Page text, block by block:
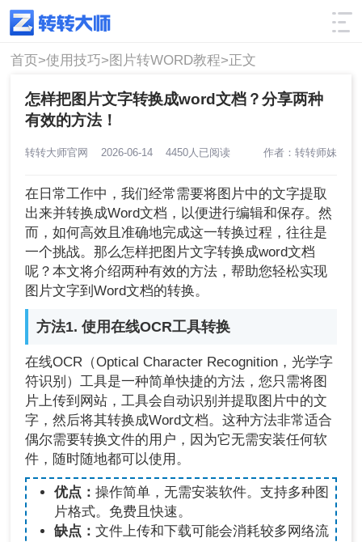
使用技巧 筛选
首页>使用技巧>图片转WORD教程>正文
怎样把图片文字转换成word文档？分享两种
有效的方法！
转转大师官网 2026-06-14 4450人已阅读 作者：转转师妹
在日常工作中，我们经常需要将图片中的文字提取
出来并转换成Word文档，以便进行编辑和保存。然
而，如何高效且准确地完成这一转换过程，往往是
一个挑战。那么怎样把图片文字转换成word文档
呢？本文将介绍两种有效的方法，帮助您轻松实现
图片文字到Word文档的转换。
方法1. 使用在线OCR工具转换
在线OCR（Optical Character Recognition，光学字
符识别）工具是一种简单快捷的方法，您只需将图
片上传到网站，工具会自动识别并提取图片中的文
字，然后将其转换成Word文档。这种方法非常适合
偶尔需要转换文件的用户，因为它无需安装任何软
件，随时随地都可以使用。
优点： 操作简单，无需安装软件。支持多种图
片格式。免费且快速。
缺点： 文件上传和下载可能会消耗较多网络流